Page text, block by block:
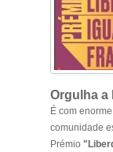
Orgulha a
É com
comunidade
Prémio